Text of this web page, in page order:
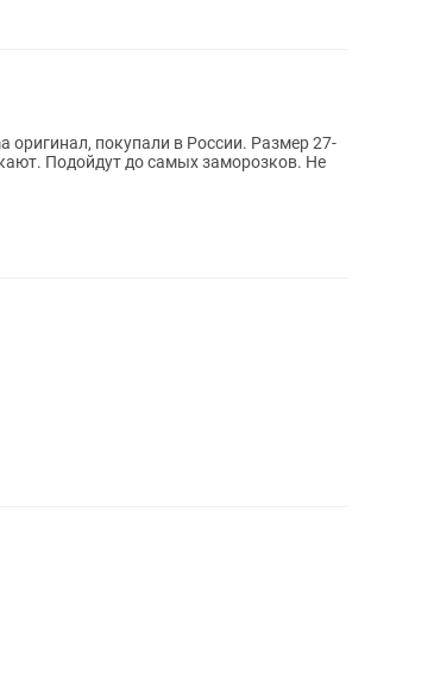
оригинал, покупали в России. Размер 27-
Подойдут до самых заморозков. Не